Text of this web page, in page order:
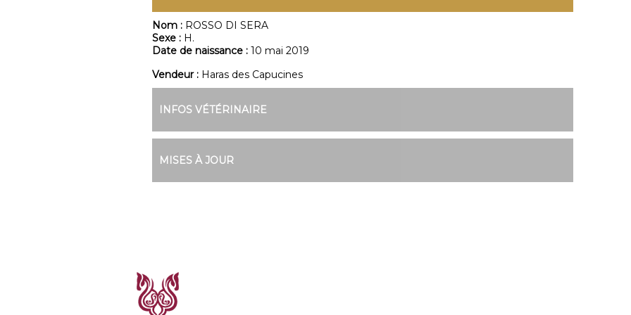
Nom : ROSSO DI SERA
Sexe : H.
Date de naissance : 10 mai 2019
Vendeur : Haras des Capucines
INFOS VÉTÉRINAIRE
MISES À JOUR